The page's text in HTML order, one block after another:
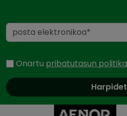
Posta elektronikoa
Onartu pribatutasun politika